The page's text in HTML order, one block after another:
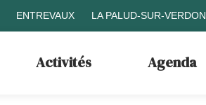
ENTREVAUX LA PALUD-SUR-VERDON
Activités Agenda